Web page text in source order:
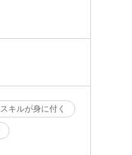
スキルが身に付く